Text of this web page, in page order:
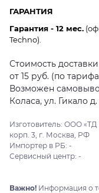
ГАРАНТИЯ
Гарантия - 12 мес.
Techno).
Стоимость
от 15 руб. (по
Возможен
Коласа, ул. Гикало
Изготовитель: ООО «ТД
корп. 3, г. Москва, РФ
Импортер в РБ: -
Сервисный центр: -
Важно! Информация о